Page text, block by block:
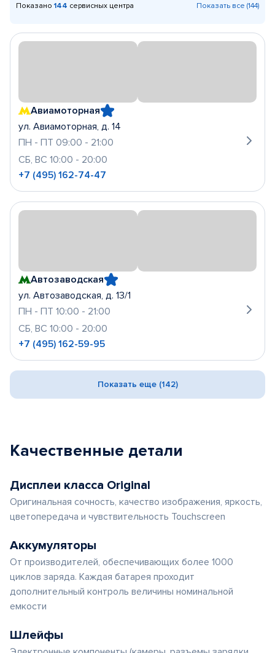
Показано 144 сервисных центра Показать все (144)
Авиамоторная
ул. Авиамоторная, д. 14
ПН - ПТ 09:00 - 21:00
СБ, ВС 10:00 - 20:00
+7 (495) 162-74-47
Автозаводская
ул. Автозаводская, д. 13/1
ПН - ПТ 10:00 - 21:00
СБ, ВС 10:00 - 20:00
+7 (495) 162-59-95
Показать еще (142)
Качественные детали
Дисплеи класса Original
Оригинальная сочность, качество изображения, яркость,
цветопередача и чувствительность Touchscreen
Аккумуляторы
От производителей, обеспечивающих более 1000
циклов заряда. Каждая батарея проходит
дополнительный контроль величины номинальной
емкости
Шлейфы